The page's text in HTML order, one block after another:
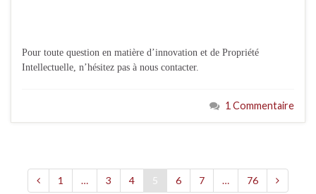
Pour toute question en matière d’innovation et de Propriété
Intellectuelle, n’hésitez pas à nous contacter.
1 Commentaire
1 … 3 4 5 6 7 … 76